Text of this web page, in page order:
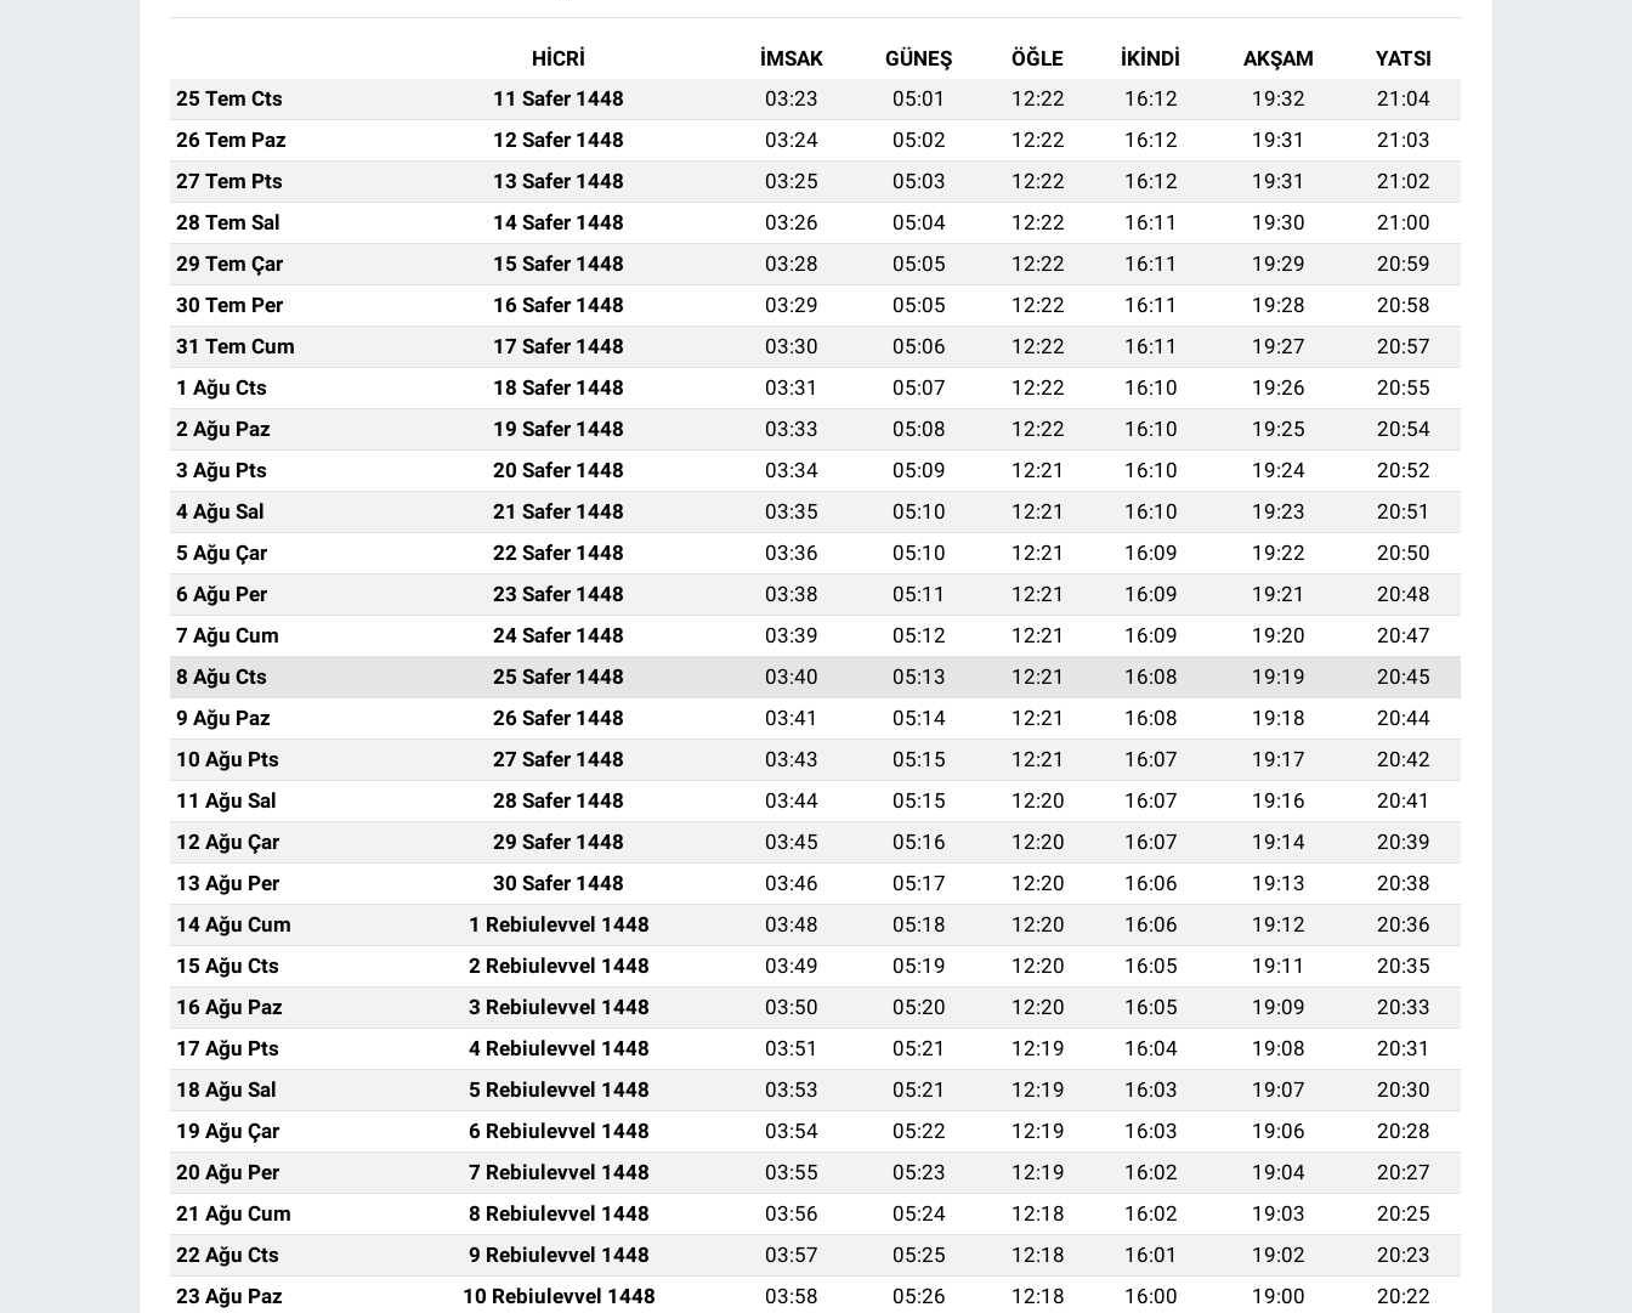
HİCRİ İMSAK GÜNEŞ ÖĞLE İKINDI AKŞAM
YATSI
25 Tem Cts
11 Safer 1448 03:23 05:01 12:22 16:12 19:32
21:04
26 Tem Paz
12 Safer 1448 03:24 05:02 12:22 16:12 19:31
21:03
27 Tem Pts
13 Safer 1448 03:25 05:03 12:22 16:12 19:31
21:02
28 Tem Sal
14 Safer 1448 03:26 05:04 12:22 16:11 19:30
21:00
29 Tem Çar
15 Safer 1448 03:28 05:05 12:22 16:11 19:29
20:59
30 Tem Per
16 Safer 1448 03:29 05:05 12:22 16:11 19:28
20:58
31 Tem Cum
17 Safer 1448 03:30 05:06 12:22 16:11 19:27
20:57
1 Ağu Cts
18 Safer 1448 03:31 05:07 12:22 16:10 19:26
20:55
2 Ağu Paz
19 Safer 1448 03:33 05:08 12:22 16:10 19:25
20:54
3 Ağu Pts
20 Safer 1448 03:34 05:09 12:21 16:10 19:24
20:52
4 Ağu Sal
21 Safer 1448 03:35 05:10 12:21 16:10 19:23
20:51
5 Ağu Çar
22 Safer 1448 03:36 05:10 12:21 16:09 19:22
20:50
6 Ağu Per
23 Safer 1448 03:38 05:11 12:21 16:09 19:21
20:48
7 Ağu Cum
24 Safer 1448 03:39 05:12 12:21 16:09 19:20
20:47
8 Ağu Cts
25 Safer 1448 03:40 05:13 12:21 16:08 19:19
20:45
9 Ağu Paz
26 Safer 1448 03:41 05:14 12:21 16:08 19:18
20:44
10 Ağu Pts
27 Safer 1448 03:43 05:15 12:21 16:07 19:17
20:42
11 Ağu Sal
28 Safer 1448 03:44 05:15 12:20 16:07 19:16
20:41
12 Ağu Çar
29 Safer 1448 03:45 05:16 12:20 16:07 19:14
20:39
13 Ağu Per
30 Safer 1448 03:46 05:17 12:20 16:06 19:13
20:38
14 Ağu Cum
1 Rebiulevvel 1448 03:48 05:18 12:20 16:06 19:12
20:36
15 Ağu Cts
2 Rebiulevvel 1448 03:49 05:19 12:20 16:05 19:11
20:35
16 Ağu Paz
3 Rebiulevvel 1448 03:50 05:20 12:20 16:05 19:09
20:33
17 Ağu Pts
4 Rebiulevvel 1448 03:51 05:21 12:19 16:04 19:08
20:31
18 Ağu Sal
5 Rebiulevvel 1448 03:53 05:21 12:19 16:03 19:07
20:30
19 Ağu Çar
6 Rebiulevvel 1448 03:54 05:22 12:19 16:03 19:06
20:28
20 Ağu Per
7 Rebiulevvel 1448 03:55 05:23 12:19 16:02 19:04
20:27
21 Ağu Cum
8 Rebiulevvel 1448 03:56 05:24 12:18 16:02 19:03
20:25
22 Ağu Cts
9 Rebiulevvel 1448 03:57 05:25 12:18 16:01 19:02
20:23
23 Ağu Paz
10 Rebiulevvel 1448 03:58 05:26 12:18 16:00 19:00 20:22